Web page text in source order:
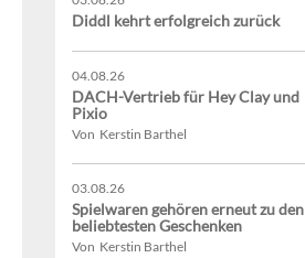
Diddl kehrt erfolgreich zurück
04.08.26
DACH-Vertrieb für Hey Clay und
Pixio
Von Kerstin Barthel
03.08.26
Spielwaren gehören erneut zu den
beliebtesten Geschenken
Von Kerstin Barthel